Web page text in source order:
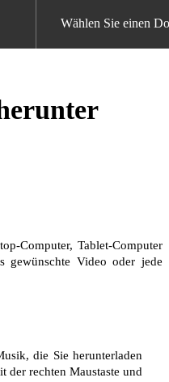
Wählen Sie einen
Computer, Tablet-Computer
gewünschte Video oder jede
die Sie herunterladen
der rechten Maustaste und